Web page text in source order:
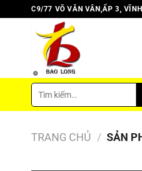
đến
C9/77 VÕ VĂN VÂN,ẤP 3,
Tìm
kiếm:
TRANG CHỦ / SẢN